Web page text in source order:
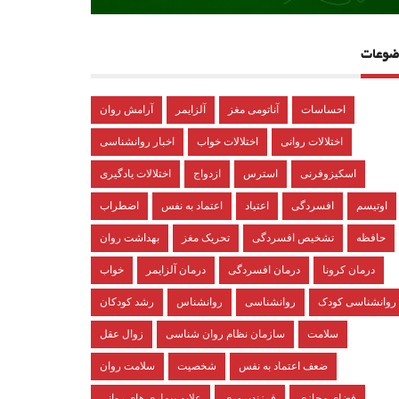
آرامش روان آلزایمر آناتومی مغز احساسات
اخبار روانشناسی اختلالات خواب اختلالات روانی
اختلالات یادگیری ازدواج استرس اسکیزوفرنی
اضطراب اعتماد به نفس اعتیاد افسردگی اوتیسم
بهداشت روان تحریک مغز تشخیص افسردگی حافظه
خواب درمان آلزایمر درمان افسردگی درمان کرونا
رشد کودکان روانشناس روانشناسی روانشناسی کودک
زوال عقل سازمان نظام روان شناسی سلامت
سلامت روان شخصیت ضعف اعتماد به نفس